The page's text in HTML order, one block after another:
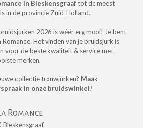
in Bleskensgraaftot de meest
in de provincie Zuid-Holland.
2026 is wéér erg mooi! Je bent
Het vinden van je bruidsjurk is
voor de beste kwaliteit & service met
merken.
collectie trouwjurken? Maak
in onze bruidswinkel!
Romance